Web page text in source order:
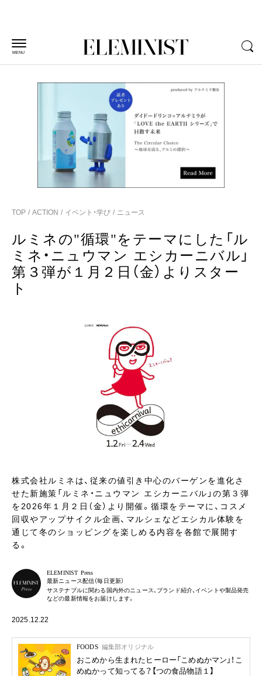
MENU
TOP ACTION イベント・学び ニュース
ルミネの"循環"をテーマにした「ル
ミネ・ニュウマン エシカーニバル」
第３弾が１月２日（金）よりスター
ト
株式会社ルミネは、従来の値引き中心のバーゲンを進化さ
せた新施策「ルミネ・ニュウマン エシカーニバル」の第３弾
を2026年１月２日（金）より開催。循環をテーマに、コスメ
回収やアップサイクル企画、マルシェなどエシカル体験を
通じて冬のショッピングを楽しめる内容を各館で展開す
る。
ELEMINIST Press
最新ニュース配信（毎日更新）
サステナブルに関わる国内外のニュース、ブランド紹介、イベントや製品発売
などの最新情報をお届けします。
2025.12.22
FOODS 編集部オリジナル
おこめから生まれたヒーロー「こめぬかマン」！こ
めぬかって知ってる？【つの食品物語１】